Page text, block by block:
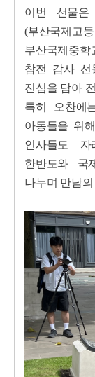
이번 선물은
(부산국제고
부산국제중
참전 감사 선
진심을 담아
특히 오찬에
아동들을 위
인사들도 자
한반도와 국
나누며 만남